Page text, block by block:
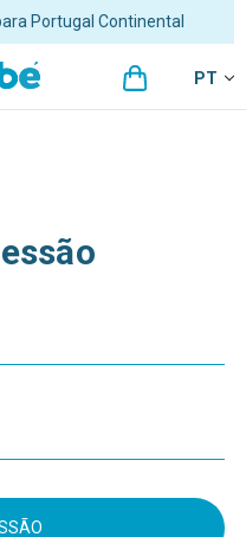
Portugal Continental
PT